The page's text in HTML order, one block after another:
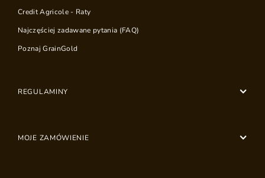
Credit Agricole - Raty
Najczęściej zadawane pytania (FAQ)
Poznaj GrainGold
REGULAMINY
MOJE ZAMÓWIENIE